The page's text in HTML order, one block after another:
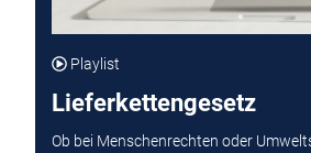
Playlist
Lieferkettengesetz
Ob bei Menschenrechten oder